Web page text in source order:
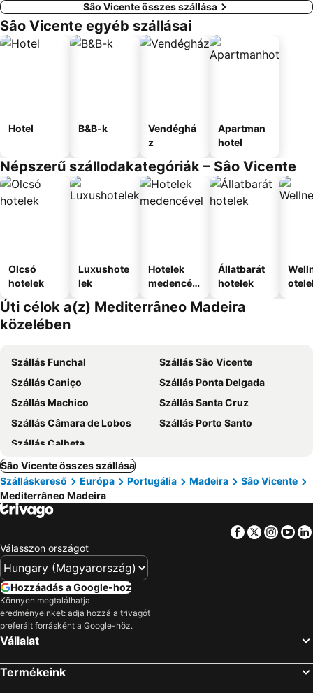
Sâo Vicente összes szállása
Sâo Vicente egyéb szállásai
Hotel B&B-k
Vendéghá
z
Apartman
hotel
Népszerű szállodakategóriák – Sâo Vicente
Olcsó
hotelek
Luxushote
lek
Hotelek
medencév
Állatbarát
hotelek
Úti célok a(z) Mediterrâneo Madeira
közelében
Szállás Funchal
Szállás Sâo Vicente
Szállás Caniço
Szállás Ponta Delgada
Szállás Machico
Szállás Santa Cruz
Szállás Câmara de Lobos
Szállás Porto Santo
Szállás Calheta
Sâo Vicente összes szállása
Szálláskereső
Európa Portugália Madeira
Sâo Vicente
Mediterrâneo Madeira
Facebook
Twitter
Válasszon országot
Hozzáadás a Google-hoz
Könnyen megtalálhatja
eredményeinket: adja hozzá a trivagót
preferált forrásként a Google-höz.
Vállalat
Termékeink